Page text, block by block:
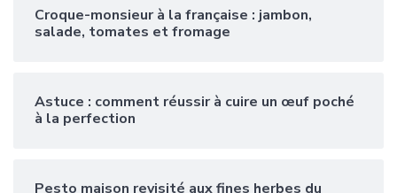
Croque-monsieur à la française : jambon,
salade, tomates et fromage
Astuce : comment réussir à cuire un œuf poché
à la perfection
Pesto maison revisité aux fines herbes du